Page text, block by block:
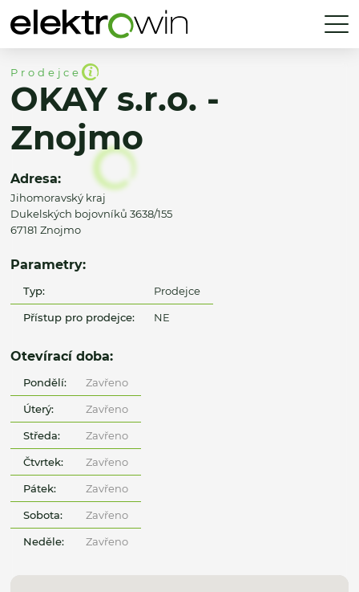
Prodejce
OKAY s.r.o. -
Znojmo
Adresa:
Jihomoravský kraj
Dukelských bojovníků 3638/155
67181 Znojmo
Parametry:
Typ: Prodejce
Přístup pro prodejce: NE
Otevírací doba:
Pondělí: Zavřeno
Úterý: Zavřeno
Středa: Zavřeno
Čtvrtek: Zavřeno
Pátek: Zavřeno
Sobota: Zavřeno
Neděle: Zavřeno